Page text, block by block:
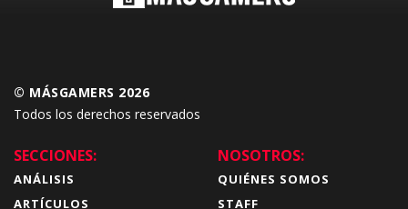
© MÁSGAMERS 2026
Todos los derechos reservados
SECCIONES:
ANÁLISIS
ARTÍCULOS
NOSOTROS:
QUIÉNES SOMOS
STAFF